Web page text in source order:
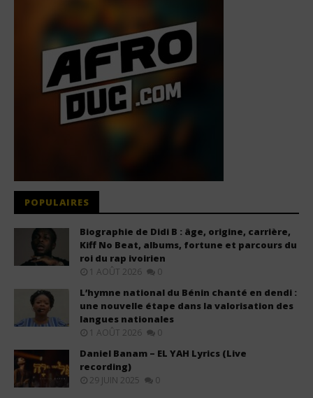
POPULAIRES
Biographie de Didi B : âge, origine, carrière,
Kiff No Beat, albums, fortune et parcours du
roi du rap ivoirien
1 AOÛT 2026 0
L’hymne national du Bénin chanté en dendi :
une nouvelle étape dans la valorisation des
langues nationales
1 AOÛT 2026 0
Daniel Banam – EL YAH Lyrics (Live
recording)
29 JUIN 2025 0